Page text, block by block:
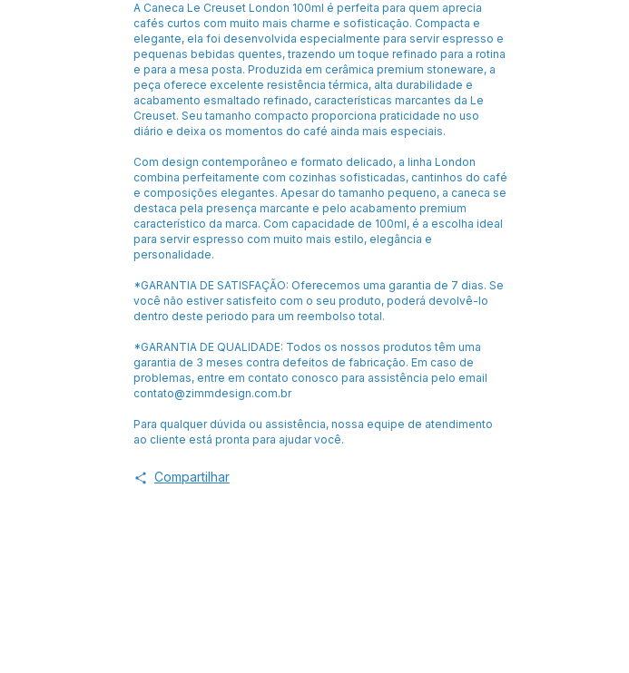
A Caneca Le Creuset London 100ml é perfeita para quem aprecia
cafés curtos com muito mais charme e sofisticação. Compacta e
elegante, ela foi desenvolvida especialmente para servir espresso e
pequenas bebidas quentes, trazendo um toque refinado para a rotina
e para a mesa posta. Produzida em cerâmica premium stoneware, a
peça oferece excelente resistência térmica, alta durabilidade e
acabamento esmaltado refinado, características marcantes da Le
Creuset. Seu tamanho compacto proporciona praticidade no uso
diário e deixa os momentos do café ainda mais especiais.
Com design contemporâneo e formato delicado, a linha London
combina perfeitamente com cozinhas sofisticadas, cantinhos do café
e composições elegantes. Apesar do tamanho pequeno, a caneca se
destaca pela presença marcante e pelo acabamento premium
característico da marca. Com capacidade de 100ml, é a escolha ideal
para servir espresso com muito mais estilo, elegância e
personalidade.
*GARANTIA DE SATISFAÇÃO: Oferecemos uma garantia de 7 dias. Se
você não estiver satisfeito com o seu produto, poderá devolvê-lo
dentro deste periodo para um reembolso total.
*GARANTIA DE QUALIDADE: Todos os nossos produtos têm uma
garantia de 3 meses contra defeitos de fabricação. Em caso de
problemas, entre em contato conosco para assistência pelo email
contato@zimmdesign.com.br
Para qualquer dúvida ou assistência, nossa equipe de atendimento
ao cliente está pronta para ajudar você.
Compartilhar